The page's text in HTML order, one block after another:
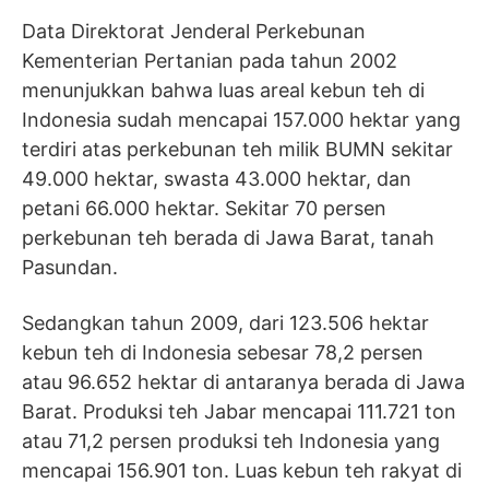
Data Direktorat Jenderal Perkebunan
Kementerian Pertanian pada tahun 2002
menunjukkan bahwa luas areal kebun teh di
Indonesia sudah mencapai 157.000 hektar yang
terdiri atas perkebunan teh milik BUMN sekitar
49.000 hektar, swasta 43.000 hektar, dan
petani 66.000 hektar. Sekitar 70 persen
perkebunan teh berada di Jawa Barat, tanah
Pasundan.
Sedangkan tahun 2009, dari 123.506 hektar
kebun teh di Indonesia sebesar 78,2 persen
atau 96.652 hektar di antaranya berada di Jawa
Barat. Produksi teh Jabar mencapai 111.721 ton
atau 71,2 persen produksi teh Indonesia yang
mencapai 156.901 ton. Luas kebun teh rakyat di